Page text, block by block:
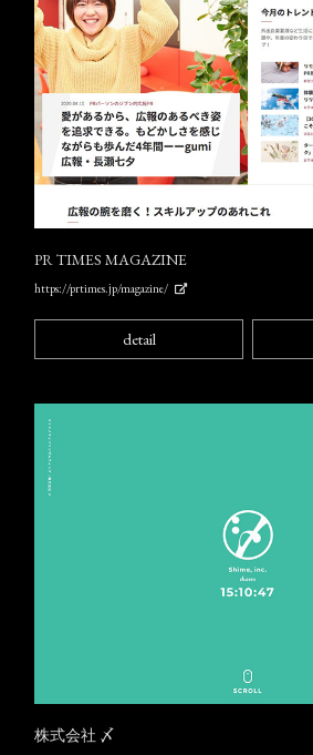
PR TIMES MAGAZINE
https://prtimes.jp/magazine/
detail
株式会社 〆